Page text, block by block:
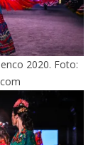
2020. Foto: